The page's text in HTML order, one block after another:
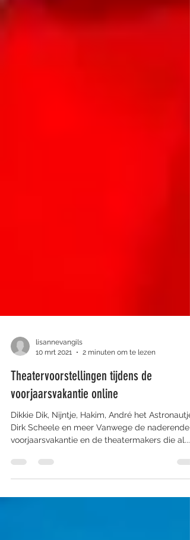
10 mrt 2021
2 minuten om te lezen
Theatervoorstellingen tijdens de
voorjaarsvakantie online
Dikkie Dik, Nijntje, Hakim, André het Astronautje,
voorjaarsvakantie en de theatermakers die al...